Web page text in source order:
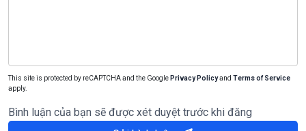
This site is protected by reCAPTCHA and the Google Privacy Policyand Terms of Service
apply.
Bình luận của bạn sẽ được xét duyệt trước khi đăng